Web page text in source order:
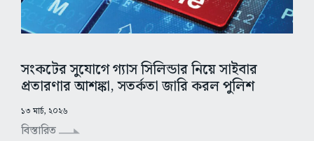
সংকটের সুযোগে গ্যাস সিলিন্ডার নিয়ে সাইবার
প্রতারণার আশঙ্কা, সতর্কতা জারি করল পুলিশ
১৩ মার্চ, ২০২৬
বিস্তারিত